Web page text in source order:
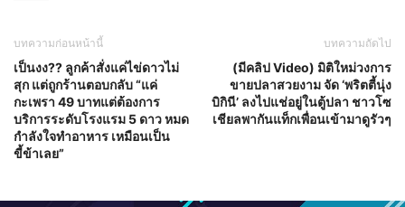
บทความก่อนหน้านี้
เป็นงง?? ลูกค้าสั่งแค่ไข่ดาวไม่
สุก แต่ถูกร้านตอบกลับ “แค่
กะเพรา 49 บาทแต่ต้องการ
บริการระดับโรงแรม 5 ดาว หมด
กำลังใจทำอาหาร เหมือนเป็น
ขี้ข้าเลย”
บทความถัดไป
(มีคลิป Video) มิติใหม่วงการ
ขายปลาสวยงาม จัด ‘พริตตี้นุ่ง
บิกินี’ ลงไปแช่อยู่ในตู้ปลา ชาวโซ
เชียลพากันแท็กเพื่อนเข้ามาดูรัวๆ